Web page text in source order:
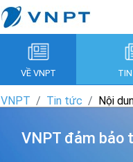
VỀ VNPT
VNPT Tin tức Nội
VNPT đảm bảo